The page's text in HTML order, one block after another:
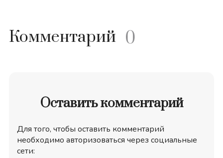
Комментарий 0
Оставить комментарий
Для того, чтобы оставить комментарий
необходимо авторизоваться через социальные
сети: